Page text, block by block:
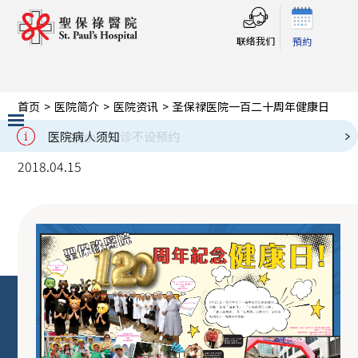
联络我们 預約
医院病人须知
Slide 2 of 3.
首页 > 医院简介 > 医院资讯 > 圣保禄医院一百二十周年健康日
圣保禄医院一百二十周年健康日
2018.04.15